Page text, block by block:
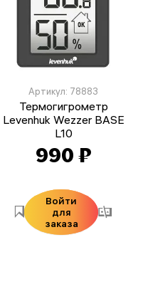
Артикул: 78883
Термогигрометр
Levenhuk Wezzer BASE
L10
990 ₽
Войти
для
заказа